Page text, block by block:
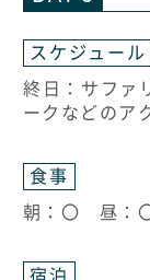
スケジュール
終日：サファ
ークなどのア
食事
朝：〇 昼：
宿泊